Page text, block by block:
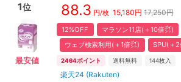
1位
最安値
88.3 円/枚 15,180円 17,250円
12%OFF マラソン11店(＋10倍㌽)
ウェブ検索利用(＋1倍㌽)
SPU(＋2
2464ポイント 送料無料 144枚入
楽天24 (Rakuten)